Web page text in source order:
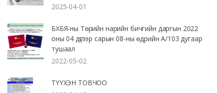
2025-04-01
БХБЯ-ны Төрийн нарийн бичгийн даргын 2022
оны 04 дүгээр сарын 08-ны өдрийн А/103 дугаар
тушаал
2022-05-02
ТҮҮХЭН ТОВЧОО